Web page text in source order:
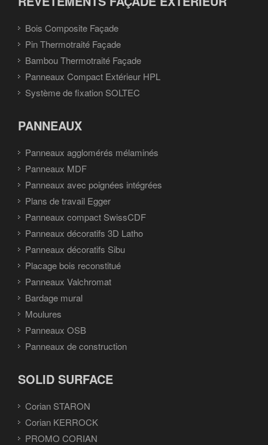
Bois Composite Façade
Pin Thermotraité Façade
Bambou Thermotraité Façade
Panneaux Compact Extérieur HPL
Système de fixation SOLTEC
PANNEAUX
Panneaux agglomérés mélaminés
Panneaux MDF
Panneaux avec poignées intégrées
Plans de travail Egger
Panneaux compact SwissCDF
Panneaux décoratifs 3D Latho
Panneaux décoratifs Sibu
Placage bois reconstitué
Panneaux Valchromat
Bardage mural
Moulures
Panneaux OSB
Panneaux de construction
SOLID SURFACE
Corian STARON
Corian KERROCK
PROMO CORIAN